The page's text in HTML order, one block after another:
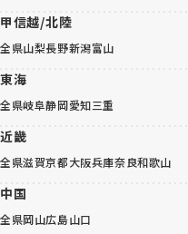
甲信越/北陸
全県山梨長野新潟富山
東海
全県岐阜静岡愛知三重
近畿
全県滋賀京都大阪兵庫奈良和歌山
中国
全県岡山広島山口